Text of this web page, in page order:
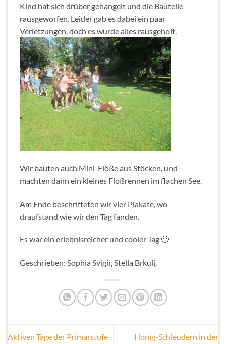
Kind hat sich drüber gehangelt und die Bauteile
rausgeworfen. Leider gab es dabei ein paar
Verletzungen, doch es wurde alles rausgeholt.
Wir bauten auch Mini-Flöße aus Stöcken, und
machten dann ein kleines Floßrennen im flachen See.
Am Ende beschrifteten wir vier Plakate, wo
draufstand wie wir den Tag fanden.
Es war ein erlebnisreicher und cooler Tag 🙂
Geschrieben: Sophia Svigir, Stella Brkulj.
Aktiven Tage der Primarstufe
Honig-Schleudern in der